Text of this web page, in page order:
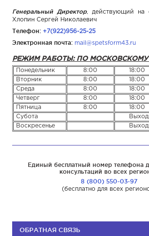
Генеральный Директор, действующий на
Хлопин Сергей Николаевич
Телефон: +7(922)956-25-25
Электронная почта: mail@spetsform43.ru
РЕЖИМ РАБОТЫ: ПО МОСКОВСКОМУ
Понедельник 8:00
18:00
Вторник
8:00
18:00
Среда
8:00
18:00
Четверг
8:00
18:00
Пятница
8:00
18:00
Субота
Воскресенье
Единый бесплатный номер телефона
консультаций во всех
8 (800) 550-03-97
(бесплатно для всех
ОБРАТНАЯ СВЯЗЬ